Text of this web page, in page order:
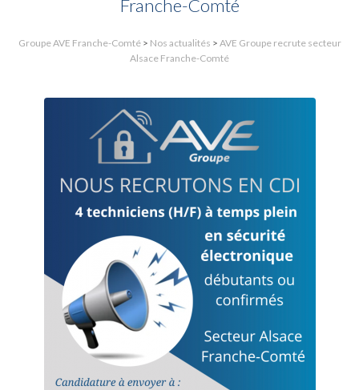
Franche-Comté
Groupe AVE Franche-Comté> Nos actualités > AVE Groupe recrute secteur
Alsace Franche-Comté